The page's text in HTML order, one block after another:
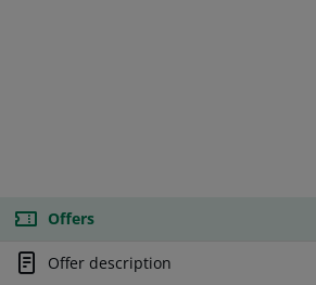
Offers
Offer description